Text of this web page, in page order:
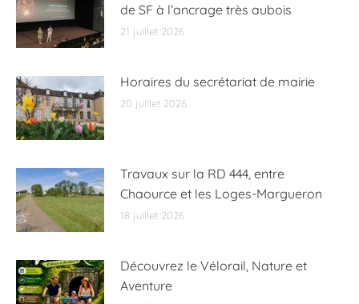
de SF à l’ancrage très aubois
21 juillet 2026
Horaires du secrétariat de mairie
20 juillet 2026
Travaux sur la RD 444, entre
Chaource et les Loges-Margueron
18 juillet 2026
Découvrez le Vélorail, Nature et
Aventure